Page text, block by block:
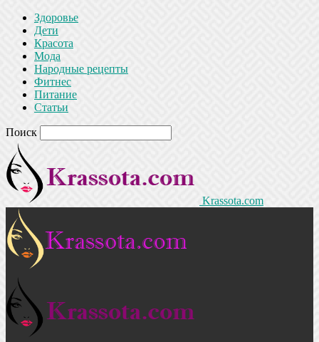
Здоровье
Дети
Красота
Мода
Народные рецепты
Фитнес
Питание
Статьи
Поиск
Krassota.com